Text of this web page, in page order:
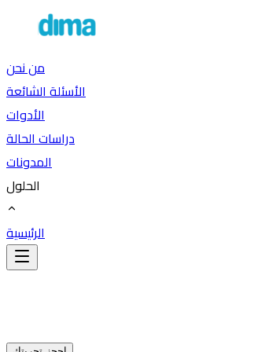
من نحن
الأسئلة الشائعة
الأدوات
دراسات الحالة
المدونات
الحلول
الرئيسية